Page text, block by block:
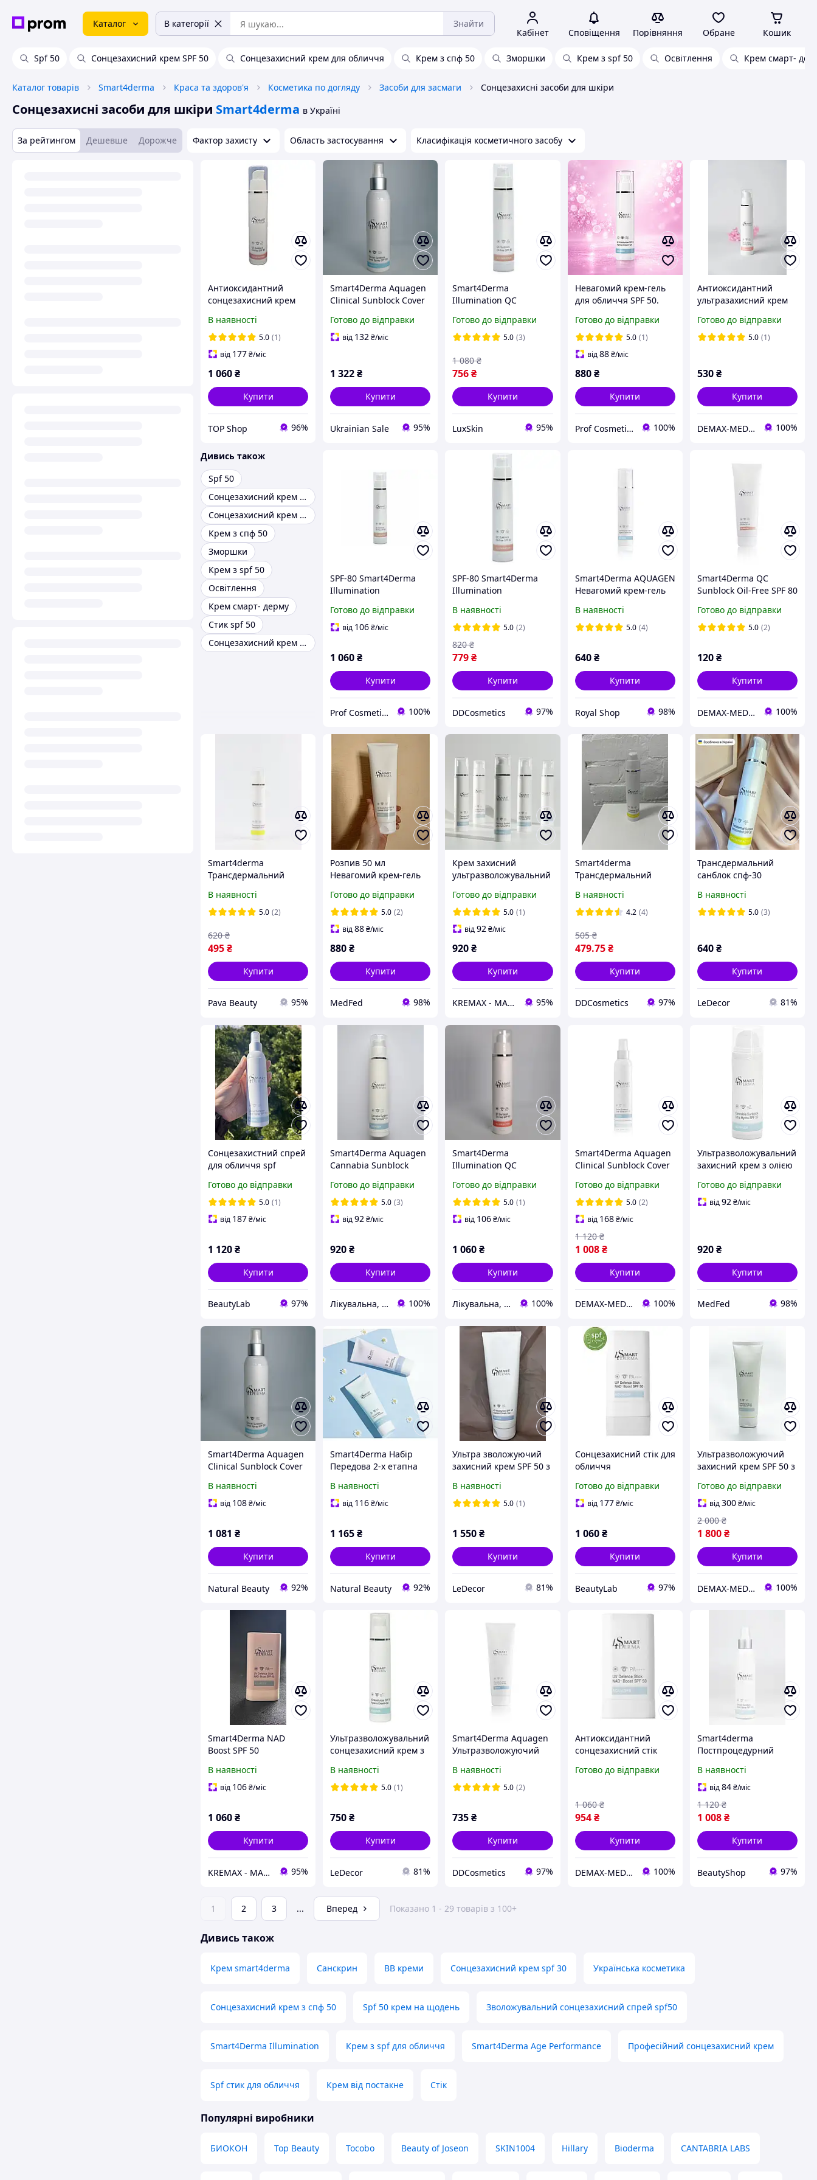
Каталог В категорії Знайти
Кабінет Сповіщення Порівняння Обране Кошик
Spf 50 Сонцезахисний крем SPF 50 Сонцезахисний крем для обличчя Крем з спф 50 Зморшки Крем з spf 50 Освітлення Крем смарт-
Каталог товарів Smart4derma Краса та здоров'я Косметика по догляду Засоби для засмаги Сонцезахисні засоби для шкіри
Сонцезахисні засоби для шкіри Smart4derma в Україні
За рейтингом Дешевше Дорожче Фактор захисту Область застосування Класифікація косметичного засобу
Антиоксидантний
сонцезахисний крем
ефекту жирності
Smart4Derma 50 мл
В наявності
5.0 (1)
від 177₴/міс
1 060₴
Купити
TOP Shop 96%
Smart4Derma Aquagen
Clinical Sunblock Cover
Процедурний Захисний
Регенеруючий Спрей
Готово до відправки
від 132₴/міс
1 322₴
Купити
Ukrainian Sale 95%
Smart4Derma
Illumination QC
Антиоксидантний
ультразахисний крем
Готово до відправки
5.0 (3)
756₴
1 080 ₴
Купити
LuxSkin 95%
Невагомий крем-гель
для обличчя SPF 50.
Зволожувальний крем.
Smart4Derma 50 мл
Готово до відправки
5.0 (1)
від88 ₴/міс
880 ₴
Купити
Prof Cosmetics 100%
Антиоксидантний
ультразахисний крем
Smart4Derma 50 мл
Готово до відправки
5.0 (1)
530₴
Купити
DEMAX-MEDICARE 100%
Дивись також
Spf 50
Сонцезахисний крем SPF 50
Сонцезахисний крем для обличчя
Крем з спф 50
Зморшки
Крем з spf 50
Освітлення
Крем смарт- дерму
Стик spf 50
Сонцезахисний крем для обличчя spf 50
SPF-80 Smart4Derma
Illumination
ультразахисний крем
Готово до відправки
від 106₴/міс
1 060₴
Купити
Prof Cosmetics 100%
SPF-80 Smart4Derma
Illumination
ультразахисний крем
В наявності
5.0 (2)
779₴
820 ₴
Купити
DDCosmetics 97%
Smart4Derma AQUAGEN
Невагомий крем-гель
В наявності
5.0 (4)
640 ₴
Купити
Royal Shop 98%
Smart4Derma QC
Sunblock Oil-Free SPF 80
ультразахисний крем
SPF 80 для жирної
баночка
Готово до відправки
5.0 (2)
120₴
Купити
DEMAX-MEDICARE 100%
Smart4derma
Трансдермальний
В наявності
5.0 (2)
495₴
620 ₴
Купити
Pava Beauty 95%
Розпив 50 мл
Невагомий крем-гель
Moisturizer Ageless
Cream-Gel не ориг тара
Готово до відправки
5.0 (2)
від88₴/міс
880₴
Купити
MedFed 98%
Крем захисний
ультразволожувальний
Cannabia Sunblock
Ultra Hydra SPF50
Smart4Derma 50 мл
Готово до відправки
5.0 (1)
від92 ₴/міс
920₴
Купити
KREMAX - МАГАЗИН КОСМЕТИКИ 95%
Smart4derma
Трансдермальний
TRANSDERMAL
SUNBLOCK
SPF 30
В наявності
4.2 (4)
479.75 ₴
505 ₴
Купити
DDCosmetics 97%
Трансдермальний
санблок спф-30
transdermal sunblock
sebocontrol cream spf-
В наявності
5.0 (3)
640₴
Купити
LeDecor 81%
Сонцезахистний спрей
для обличчя spf
регенеруючий
Smart4Derma,150 мл
Готово до відправки
5.0 (1)
від 187₴/міс
1 120₴
Купити
BeautyLab 97%
Smart4Derma Aquagen
Cannabia Sunblock
Ультразволожувальний
захисний крем SPF 50,
50 мл
Готово до відправки
5.0 (3)
від92₴/міс
920₴
Купити
Лікувальна, доглядова та професійна косметика 100%
Smart4Derma
Illumination QC
Антиоксидантний
Ультразахисний крем
SPF 80, 50 мл
Готово до відправки
5.0 (1)
від 106₴/міс
1 060₴
Купити
Лікувальна, доглядова та професійна косметика 100%
Smart4Derma Aquagen
Clinical Sunblock Cover
Процедурний Захисний
Регенеруючий Спрей
SPF 50+, 150 мл
Готово до відправки
5.0 (2)
від 168 ₴/міс
1 008 ₴
1 120 ₴
Купити
DEMAX-MEDICARE 100%
Ультразволожувальний
захисний крем з олією
всіх типів шкіри
Smart4Derma 50
Готово до відправки
від92₴/міс
920₴
Купити
MedFed 98%
Smart4Derma Aquagen
Clinical Sunblock Cover
Процедурний Захисний
Регенеруючий Спрей
В наявності
від 108₴/міс
1 081 ₴
Купити
Natural Beauty 92%
Smart4Derma Набір
Передова 2-х етапна
зволоження 2х75 мл
В наявності
від 116₴/міс
1 165₴
Купити
Natural Beauty 92%
Ультра зволожуючий
захисний крем SPF 50 з
Smart4Derma Aquagen
Cannabia Sunblock
мл
В наявності
5.0 (1)
1 550₴
Купити
LeDecor 81%
Сонцезахисний стік для
обличчя
захист без білих слідів
SPF50 Smart4derma,18 г
Готово до відправки
від 177 ₴/міс
1 060 ₴
Купити
BeautyLab 97%
Ультразволожуючий
захисний крем SPF 50 з
Smart4Derma Aquagen
230 мл
Готово до відправки
від300₴/міс
1 800₴
2 000 ₴
Купити
DEMAX-MEDICARE 100%
Smart4Derma NAD
Boost SPF 50
SPF 50, 18 г
В наявності
від 106₴/міс
1 060₴
Купити
KREMAX - МАГАЗИН КОСМЕТИКИ 95%
Ультразволожувальний
сонцезахисний крем з
Smart4Derma Aquagen
Cannabia Sunblock
В наявності
5.0 (1)
750₴
Купити
LeDecor 81%
Smart4Derma Aquagen
Ультразволожуючий
канабісом Cannabia
Sunblock Ultra Hydra
баночка
В наявності
5.0 (2)
735₴
Купити
DDCosmetics 97%
Антиоксидантний
сонцезахисний стік
UV Defence Stick NAD
Готово до відправки
954 ₴
1 060 ₴
Купити
DEMAX-MEDICARE 100%
Smart4derma
Постпроцедурний
В наявності
від84₴/міс
1 008₴
1 120 ₴
Купити
BeautyShop 97%
1 2 3 ... Вперед Показано 1 - 29 товарів з 100+
Дивись також
Крем smart4derma Санскрин ВВ креми Сонцезахисний крем spf 30 Українська косметика
Сонцезахисний крем з спф 50 Spf 50 крем на щодень Зволожувальний сонцезахисний спрей spf50
Smart4Derma Illumination Крем з spf для обличчя Smart4Derma Age Performance Професійний сонцезахисний крем
Spf стик для обличчя Крем від постакне Стік
Популярні виробники
БИОКОН Top Beauty Tocobo Beauty of Joseon SKIN1004 Hillary Bioderma CANTABRIA LABS